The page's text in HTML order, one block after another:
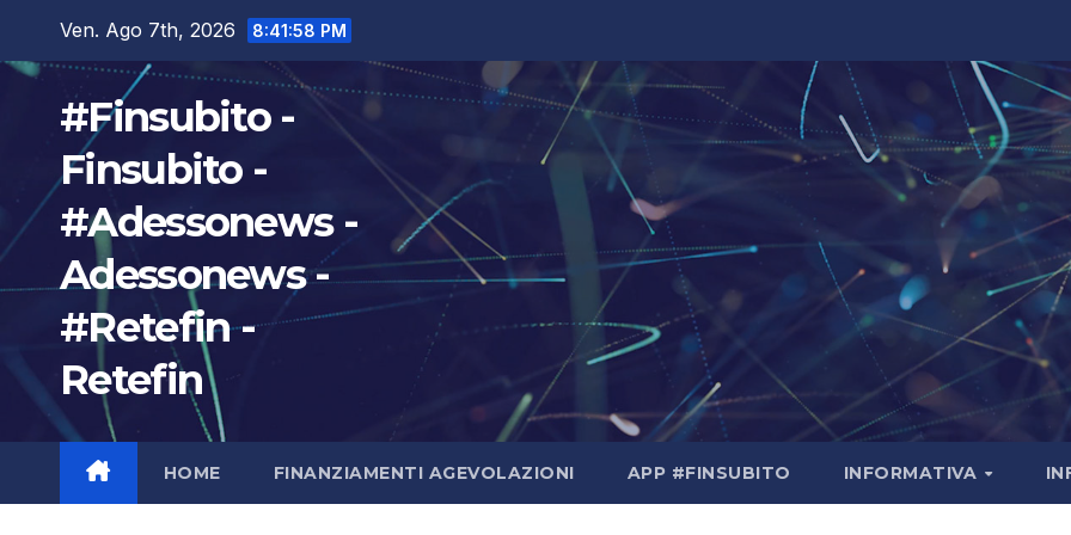
Ven. Ago 7th, 2026 8:41:59 PM
#Finsubito -
Finsubito -
#Adessonews -
Adessonews -
#Retefin -
Retefin
HOME FINANZIAMENTI AGEVOLAZIONI APP #FINSUBITO INFORMATIVA